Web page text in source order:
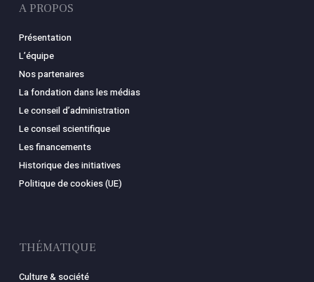
A PROPOS
Présentation
L’équipe
Nos partenaires
La fondation dans les médias
Le conseil d’administration
Le conseil scientifique
Les financements
Historique des initiatives
Politique de cookies (UE)
THÉMATIQUE
Culture & société